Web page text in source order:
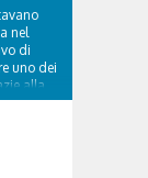
nel
di
uno dei
alla